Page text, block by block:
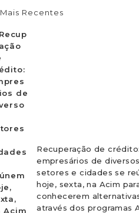
Mais Recentes
Recuperação de crédito:
empresários de diversos
setores e cidades se
hoje, sexta, na Acim
conhecerem
através dos programas